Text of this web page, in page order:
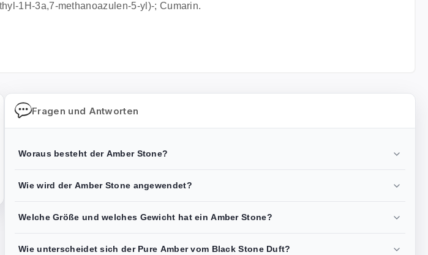
1H-3a,7-methanoazulen-5-yl)-; Cumarin.
Fragen und Antworten
Woraus besteht der Amber Stone?
Wie wird der Amber Stone angewendet?
Welche Größe und welches Gewicht hat ein Amber Stone?
Wie unterscheidet sich der Pure Amber vom Black Stone Duft?